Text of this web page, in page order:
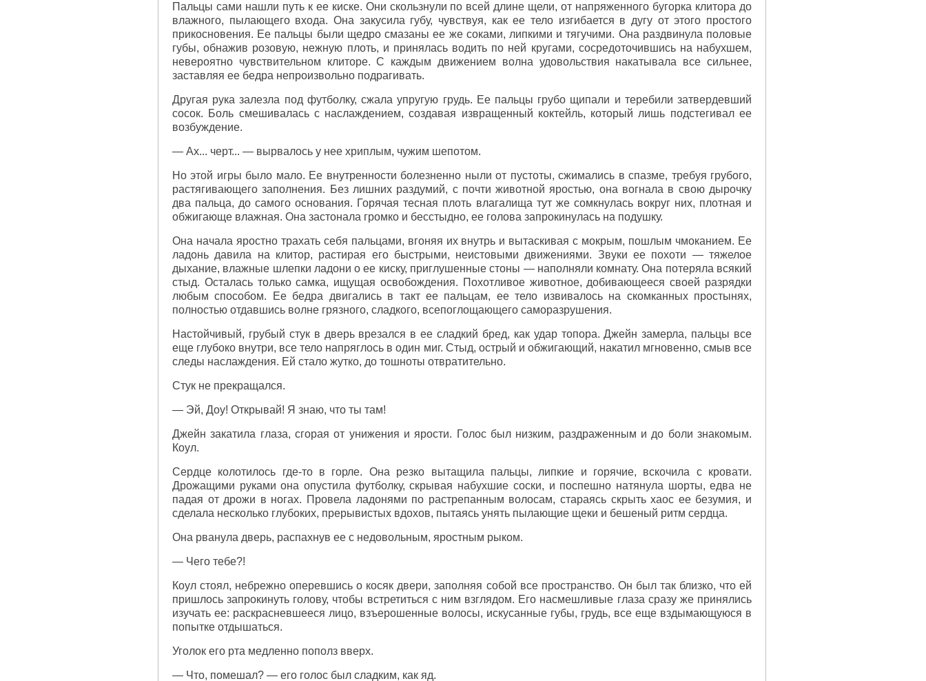
Пальцы сами нашли путь к ее киске. Они скользнули по всей длине щели, от напряженного бугорка клитора до
влажного, пылающего входа. Она закусила губу, чувствуя, как ее тело изгибается в дугу от этого простого
прикосновения. Ее пальцы были щедро смазаны ее же соками, липкими и тягучими. Она раздвинула половые
губы, обнажив розовую, нежную плоть, и принялась водить по ней кругами, сосредоточившись на набухшем,
невероятно чувствительном клиторе. С каждым движением волна удовольствия накатывала все сильнее,
заставляя ее бедра непроизвольно подрагивать.
Другая рука залезла под футболку, сжала упругую грудь. Ее пальцы грубо щипали и теребили затвердевший
сосок. Боль смешивалась с наслаждением, создавая извращенный коктейль, который лишь подстегивал ее
возбуждение.
— Ах... черт... — вырвалось у нее хриплым, чужим шепотом.
Но этой игры было мало. Ее внутренности болезненно ныли от пустоты, сжимались в спазме, требуя грубого,
растягивающего заполнения. Без лишних раздумий, с почти животной яростью, она вогнала в свою дырочку
два пальца, до самого основания. Горячая тесная плоть влагалища тут же сомкнулась вокруг них, плотная и
обжигающе влажная. Она застонала громко и бесстыдно, ее голова запрокинулась на подушку.
Она начала яростно трахать себя пальцами, вгоняя их внутрь и вытаскивая с мокрым, пошлым чмоканием. Ее
ладонь давила на клитор, растирая его быстрыми, неистовыми движениями. Звуки ее похоти — тяжелое
дыхание, влажные шлепки ладони о ее киску, приглушенные стоны — наполняли комнату. Она потеряла всякий
стыд. Осталась только самка, ищущая освобождения. Похотливое животное, добивающееся своей разрядки
любым способом. Ее бедра двигались в такт ее пальцам, ее тело извивалось на скомканных простынях,
полностью отдавшись волне грязного, сладкого, всепоглощающего саморазрушения.
Настойчивый, грубый стук в дверь врезался в ее сладкий бред, как удар топора. Джейн замерла, пальцы все
еще глубоко внутри, все тело напряглось в один миг. Стыд, острый и обжигающий, накатил мгновенно, смыв все
следы наслаждения. Ей стало жутко, до тошноты отвратительно.
Стук не прекращался.
— Эй, Доу! Открывай! Я знаю, что ты там!
Джейн закатила глаза, сгорая от унижения и ярости. Голос был низким, раздраженным и до боли знакомым.
Коул.
Сердце колотилось где-то в горле. Она резко вытащила пальцы, липкие и горячие, вскочила с кровати.
Дрожащими руками она опустила футболку, скрывая набухшие соски, и поспешно натянула шорты, едва не
падая от дрожи в ногах. Провела ладонями по растрепанным волосам, стараясь скрыть хаос ее безумия, и
сделала несколько глубоких, прерывистых вдохов, пытаясь унять пылающие щеки и бешеный ритм сердца.
Она рванула дверь, распахнув ее с недовольным, яростным рыком.
— Чего тебе?!
Коул стоял, небрежно оперевшись о косяк двери, заполняя собой все пространство. Он был так близко, что ей
пришлось запрокинуть голову, чтобы встретиться с ним взглядом. Его насмешливые глаза сразу же принялись
изучать ее: раскрасневшееся лицо, взъерошенные волосы, искусанные губы, грудь, все еще вздымающуюся в
попытке отдышаться.
Уголок его рта медленно пополз вверх.
— Что, помешал? — его голос был сладким, как яд.